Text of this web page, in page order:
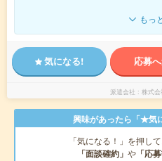
もっ
気になる! 応募
派遣会社 株式会
興味があったら「★気
「気になる！」を押し
「面談確約」 や 「応